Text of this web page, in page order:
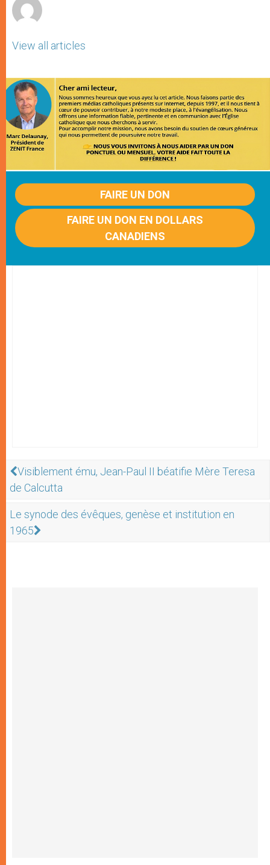
View all articles
FAIRE UN DON
FAIRE UN DON EN DOLLARS
CANADIENS
Visiblement ému, Jean-Paul II béatifie Mère Teresa
de Calcutta
Le synode des évêques, genèse et institution en
1965